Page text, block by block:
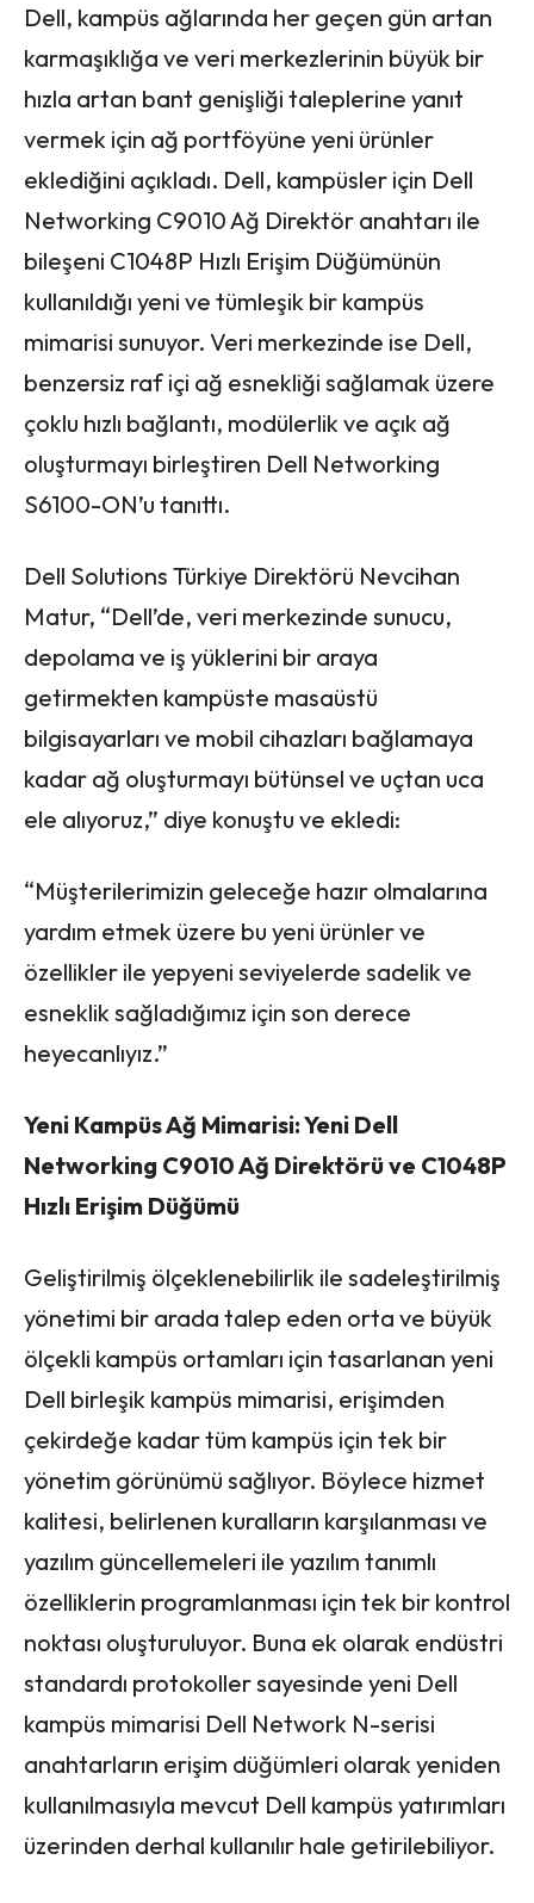
Dell, kampüs ağlarında her geçen gün artan
karmaşıklığa ve veri merkezlerinin büyük bir
hızla artan bant genişliği taleplerine yanıt
vermek için ağ portföyüne yeni ürünler
eklediğini açıkladı. Dell, kampüsler için Dell
Networking C9010 Ağ Direktör anahtarı ile
bileşeni C1048P Hızlı Erişim Düğümünün
kullanıldığı yeni ve tümleşik bir kampüs
mimarisi sunuyor. Veri merkezinde ise Dell,
benzersiz raf içi ağ esnekliği sağlamak üzere
çoklu hızlı bağlantı, modülerlik ve açık ağ
oluşturmayı birleştiren Dell Networking
S6100-ON’u tanıttı.
Dell Solutions Türkiye Direktörü Nevcihan
Matur, “Dell’de, veri merkezinde sunucu,
depolama ve iş yüklerini bir araya
getirmekten kampüste masaüstü
bilgisayarları ve mobil cihazları bağlamaya
kadar ağ oluşturmayı bütünsel ve uçtan uca
ele alıyoruz,” diye konuştu ve ekledi:
“Müşterilerimizin geleceğe hazır olmalarına
yardım etmek üzere bu yeni ürünler ve
özellikler ile yepyeni seviyelerde sadelik ve
esneklik sağladığımız için son derece
heyecanlıyız.”
Yeni Kampüs Ağ Mimarisi: Yeni Dell
Networking C9010 Ağ Direktörü ve C1048P
Hızlı Erişim Düğümü
Geliştirilmiş ölçeklenebilirlik ile sadeleştirilmiş
yönetimi bir arada talep eden orta ve büyük
ölçekli kampüs ortamları için tasarlanan yeni
Dell birleşik kampüs mimarisi, erişimden
çekirdeğe kadar tüm kampüs için tek bir
yönetim görünümü sağlıyor. Böylece hizmet
kalitesi, belirlenen kuralların karşılanması ve
yazılım güncellemeleri ile yazılım tanımlı
özelliklerin programlanması için tek bir kontrol
noktası oluşturuluyor. Buna ek olarak endüstri
standardı protokoller sayesinde yeni Dell
kampüs mimarisi Dell Network N-serisi
anahtarların erişim düğümleri olarak yeniden
kullanılmasıyla mevcut Dell kampüs yatırımları
üzerinden derhal kullanılır hale getirilebiliyor.